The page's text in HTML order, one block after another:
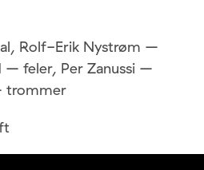
Rolf-Erik Nystrøm –
– feler, Per Zanussi –
trommer